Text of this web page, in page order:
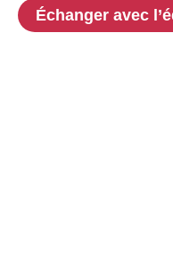
Échanger avec